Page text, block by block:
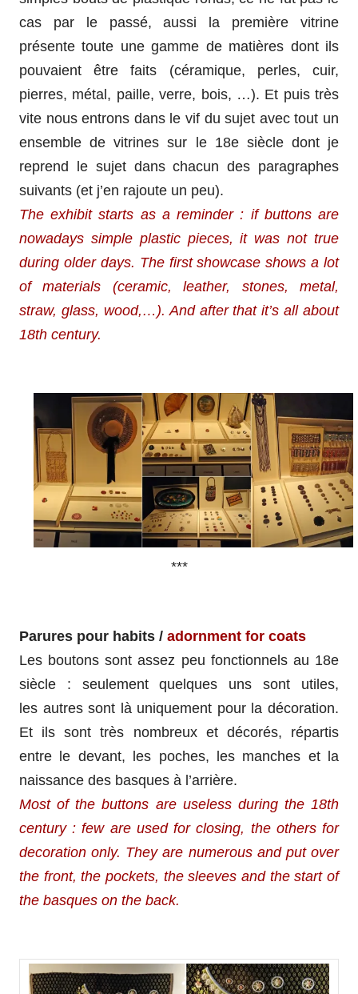
cas par le passé, aussi la première vitrine
présente toute une gamme de matières dont ils
pouvaient être faits (céramique, perles, cuir,
pierres, métal, paille, verre, bois, …). Et puis très
vite nous entrons dans le vif du sujet avec tout un
ensemble de vitrines sur le 18e siècle dont je
reprend le sujet dans chacun des paragraphes
suivants (et j’en rajoute un peu).
The exhibit starts as a reminder : if buttons are
nowadays simple plastic pieces, it was not true
during older days. The first showcase shows a lot
of materials (ceramic, leather, stones, metal,
straw, glass, wood,…). And after that it’s all about
18th century.
***
Parures pour habits / adornment for coats
Les boutons sont assez peu fonctionnels au 18e
siècle : seulement quelques uns sont utiles,
les autres sont là uniquement pour la décoration.
Et ils sont très nombreux et décorés, répartis
entre le devant, les poches, les manches et la
naissance des basques à l’arrière.
Most of the buttons are useless during the 18th
century : few are used for closing, the others for
decoration only. They are numerous and put over
the front, the pockets, the sleeves and the start of
the basques on the back.